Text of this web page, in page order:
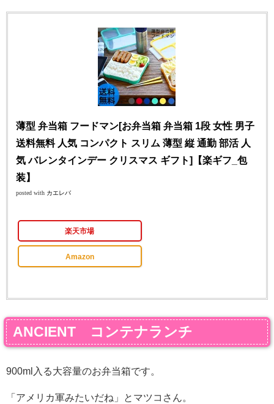
薄型 弁当箱 フードマン[お弁当箱 弁当箱 1段 女性 男子
送料無料 人気 コンパクト スリム 薄型 縦 通勤 部活 人
気 バレンタインデー クリスマス ギフト]【楽ギフ_包
装】
posted with カエレバ
楽天市場
Amazon
ANCIENT コンテナランチ
900ml入る大容量のお弁当箱です。
「アメリカ軍みたいだね」とマツコさん。